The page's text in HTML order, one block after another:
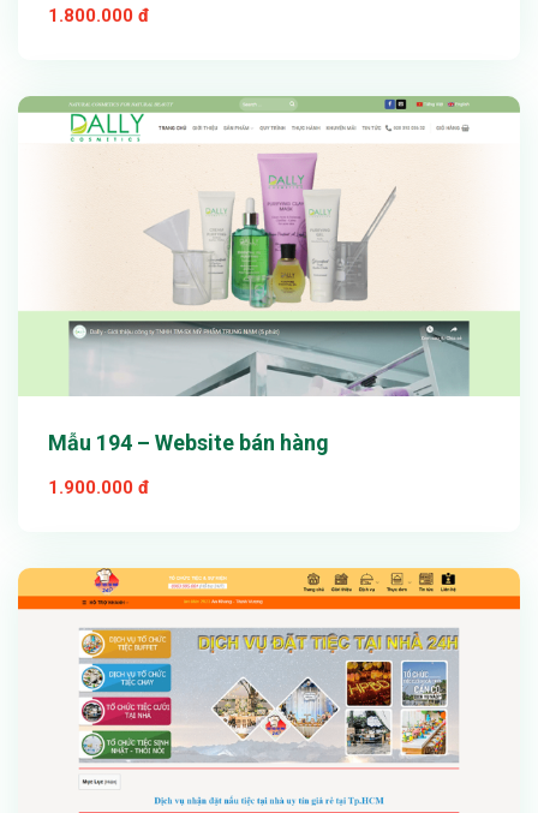
1.800.000 đ
Chi tiết
Mẫu 194 – Website bán hàng
1.900.000 đ
Chi tiết